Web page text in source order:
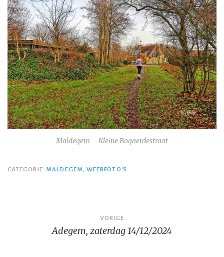
Maldegem – Kleine Bogaerdestraat
CATEGORIE MALDEGEM, WEERFOTO'S
navigatie
VORIGE
Adegem, zaterdag 14/12/2024